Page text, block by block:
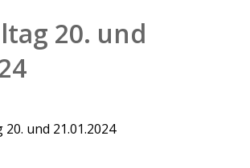
20. und
und 21.01.2024